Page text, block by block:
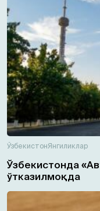
ЎзбекистонЯнгиликлар
Ўзбекистонда
ўтказилмоқда